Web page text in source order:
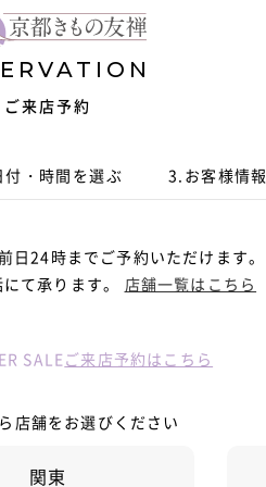
ご来店予約
付・時間 を選ぶ 3. お客様情報
日24時までご予約いただけます。
て承ります。 店舗一覧はこちら
SALEご来店予約はこちら
店舗をお選びください
関東